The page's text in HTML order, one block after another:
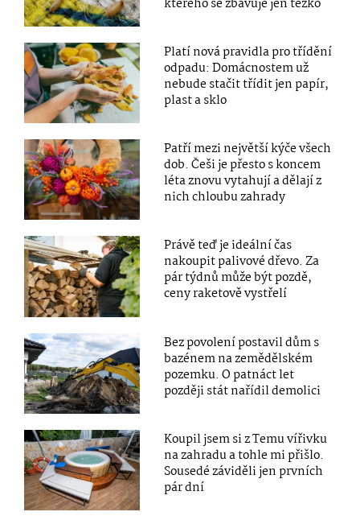
kterého se zbavuje jen těžko
Platí nová pravidla pro třídění
odpadu: Domácnostem už
nebude stačit třídit jen papír,
plast a sklo
Patří mezi největší kýče všech
dob. Češi je přesto s koncem
léta znovu vytahují a dělají z
nich chloubu zahrady
Právě teď je ideální čas
nakoupit palivové dřevo. Za
pár týdnů může být pozdě,
ceny raketově vystřelí
Bez povolení postavil dům s
bazénem na zemědělském
pozemku. O patnáct let
později stát nařídil demolici
Koupil jsem si z Temu vířivku
na zahradu a tohle mi přišlo.
Sousedé záviděli jen prvních
pár dní